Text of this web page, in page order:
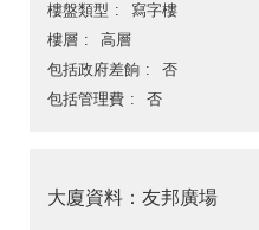
樓盤類型
寫字樓
樓層
高層
包括政府差餉
否
包括管理費
否
大廈資料：友邦廣場